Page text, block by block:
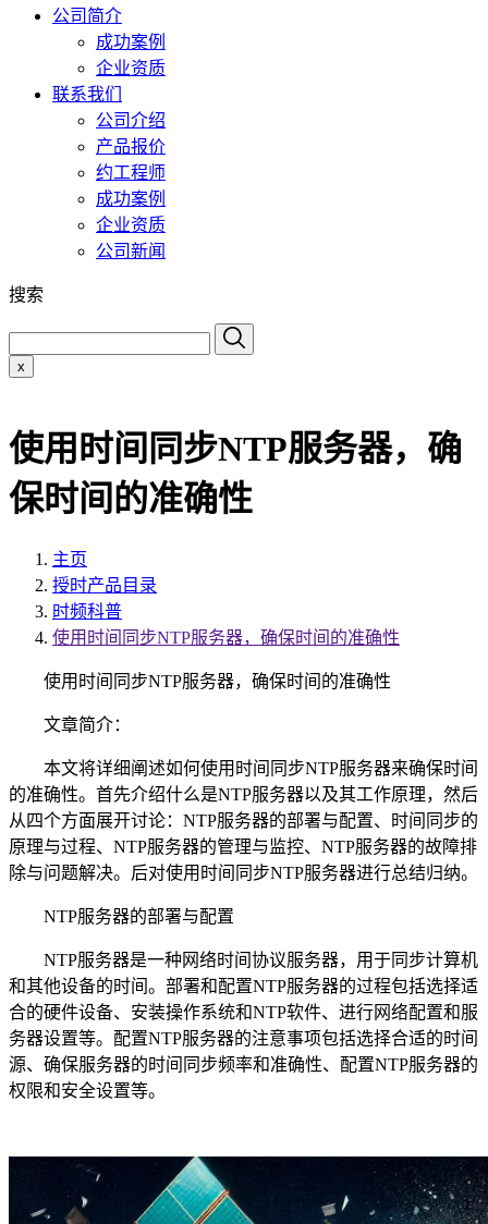
公司简介
成功案例
企业资质
联系我们
公司介绍
产品报价
约工程师
成功案例
企业资质
公司新闻
搜索
x
使用时间同步NTP服务器，确
保时间的准确性
主页
授时产品目录
时频科普
使用时间同步NTP服务器，确保时间的准确性
使用时间同步NTP服务器，确保时间的准确性
文章简介：
本文将详细阐述如何使用时间同步NTP服务器来确保时间
的准确性。首先介绍什么是NTP服务器以及其工作原理，然后
从四个方面展开讨论：NTP服务器的部署与配置、时间同步的
原理与过程、NTP服务器的管理与监控、NTP服务器的故障排
除与问题解决。后对使用时间同步NTP服务器进行总结归纳。
NTP服务器的部署与配置
NTP服务器是一种网络时间协议服务器，用于同步计算机
和其他设备的时间。部署和配置NTP服务器的过程包括选择适
合的硬件设备、安装操作系统和NTP软件、进行网络配置和服
务器设置等。配置NTP服务器的注意事项包括选择合适的时间
源、确保服务器的时间同步频率和准确性、配置NTP服务器的
权限和安全设置等。